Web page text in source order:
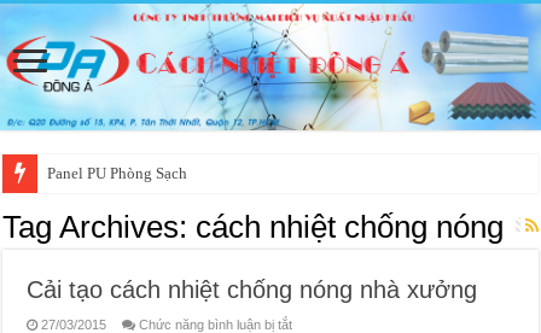
Panel PU Phòng Sạch
Tag Archives: cách nhiệt chống nóng
Cải tạo cách nhiệt chống nóng nhà xưởng
27/03/2015 Chức năng bình luận bị tắtở